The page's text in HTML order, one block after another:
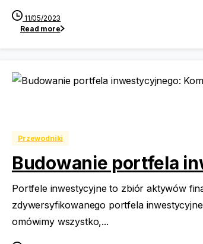
11/05/2023
Read more
Przewodniki
Budowanie portfela
Portfele inwestycyjne to zbiór aktywów
zdywersyfikowanego portfela
omówimy wszystko,...